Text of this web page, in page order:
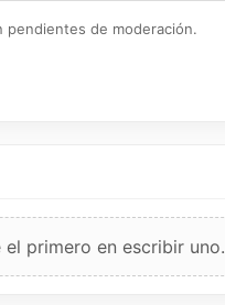
pendientes de moderación.
primero en escribir uno.